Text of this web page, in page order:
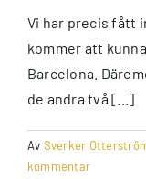
Vi har precis fått
kommer att
Barcelona.
de andra två [...]
Av Sverker
kommentar